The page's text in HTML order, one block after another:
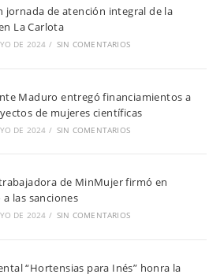
jornada de atención integral de la
La Carlota
DE 2024 / SIN COMENTARIOS
Maduro entregó financiamientos a
de mujeres científicas
DE 2024 / SIN COMENTARIOS
de MinMujer firmó en
a las sanciones
DE 2024 / SIN COMENTARIOS
“Hortensias para Inés” honra la